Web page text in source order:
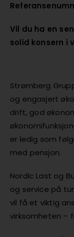
Vil du ha en
solid konsern i
Strømberg
og engasjert
drift, god
er ledig som
med pensjon.
Nordic Last og
og service på
vil få et viktig
virksomheten –